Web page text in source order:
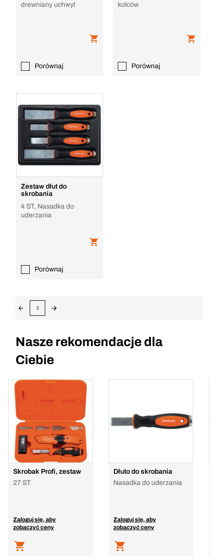
drewniany uchwyt
Porównaj
kolców
Porównaj
Zestaw dłut do
skrobania
4 ST, Nasadka do
uderzania
Porównaj
1
Nasze rekomendacje dla
Ciebie
Skrobak Profi, zestaw
27 ST
Zaloguj się, aby
zobaczyć ceny
Dłuto do skrobania
Nasadka do uderzania
Zaloguj się, aby
zobaczyć ceny